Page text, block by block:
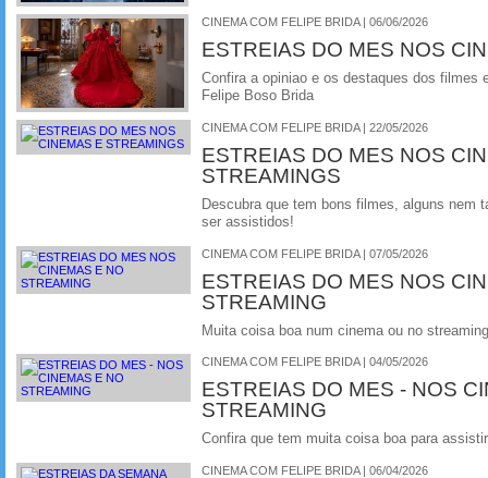
CINEMA COM FELIPE BRIDA | 06/06/2026
ESTREIAS DO MES NOS
Confira a opiniao e os destaques dos filmes
Felipe Boso Brida
CINEMA COM FELIPE BRIDA | 22/05/2026
ESTREIAS DO MES NOS
STREAMINGS
Descubra que tem bons filmes, alguns nem
ser assistidos!
CINEMA COM FELIPE BRIDA | 07/05/2026
ESTREIAS DO MES NOS
STREAMING
Muita coisa boa num cinema ou no streaming
CINEMA COM FELIPE BRIDA | 04/05/2026
ESTREIAS DO MES - NOS
STREAMING
Confira que tem muita coisa boa para assistir
CINEMA COM FELIPE BRIDA | 06/04/2026